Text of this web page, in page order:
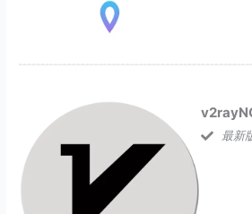
最新